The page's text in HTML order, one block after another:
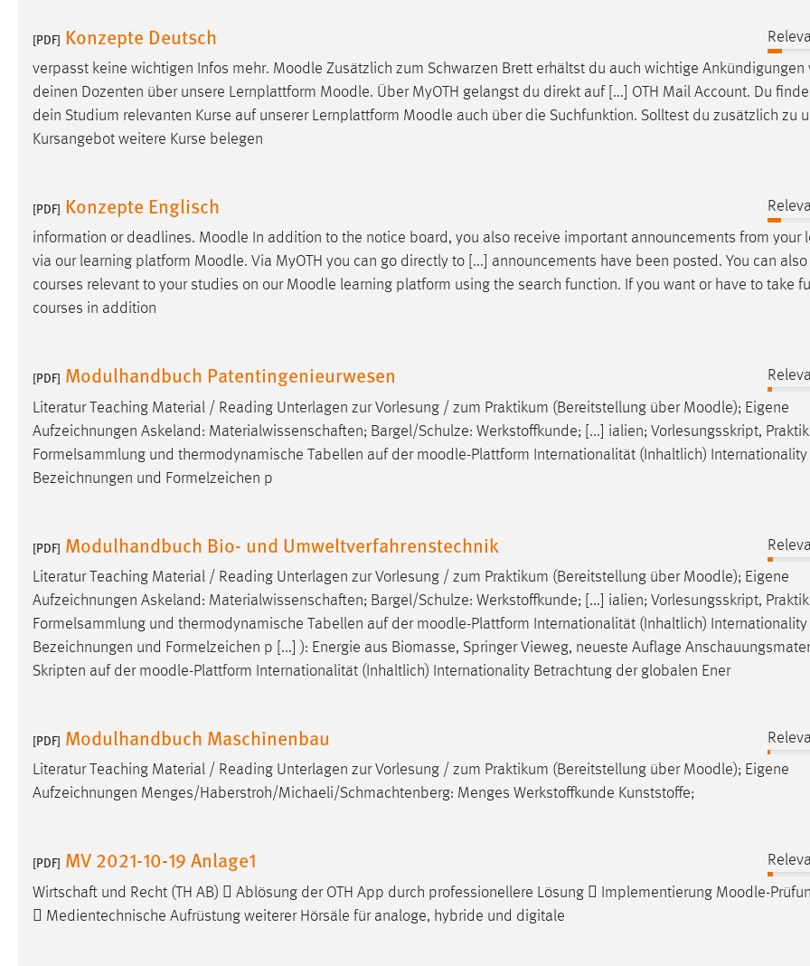
[PDF] Konzepte Deutsch
verpasst keine wichtigen Infos mehr. Moodle Zusätzlich zum Schwarzen Brett erhältst du auch wichtige Ankündigungen
deinen Dozenten über unsere Lernplattform Moodle. Über MyOTH gelangst du direkt auf [...] OTH Mail Account. Du
dein Studium relevanten Kurse auf unserer Lernplattform Moodle auch über die Suchfunktion. Solltest du zusätzlich zu
Kursangebot weitere Kurse belegen
[PDF] Konzepte Englisch
information or deadlines. Moodle In addition to the notice board, you also receive important announcements from your
via our learning platform Moodle. Via MyOTH you can go directly to [...] announcements have been posted. You can
courses relevant to your studies on our Moodle learning platform using the search function. If you want or have to take
courses in addition
[PDF] Modulhandbuch Patentingenieurwesen
Literatur Teaching Material / Reading Unterlagen zur Vorlesung / zum Praktikum (Bereitstellung über Moodle); Eigene
Aufzeichnungen Askeland: Materialwissenschaften; Bargel/Schulze: Werkstoffkunde; [...] ialien; Vorlesungsskript,
Formelsammlung und thermodynamische Tabellen auf der moodle-Plattform Internationalität (Inhaltlich) Internationality
Bezeichnungen und Formelzeichen p
[PDF] Modulhandbuch Bio- und Umweltverfahrenstechnik
Literatur Teaching Material / Reading Unterlagen zur Vorlesung / zum Praktikum (Bereitstellung über Moodle); Eigene
Aufzeichnungen Askeland: Materialwissenschaften; Bargel/Schulze: Werkstoffkunde; [...] ialien; Vorlesungsskript,
Formelsammlung und thermodynamische Tabellen auf der moodle-Plattform Internationalität (Inhaltlich) Internationality
Bezeichnungen und Formelzeichen p [...] ): Energie aus Biomasse, Springer Vieweg, neueste Auflage
Skripten auf der moodle-Plattform Internationalität (Inhaltlich) Internationality Betrachtung der globalen Ener
[PDF] Modulhandbuch Maschinenbau
Literatur Teaching Material / Reading Unterlagen zur Vorlesung / zum Praktikum (Bereitstellung über Moodle); Eigene
Aufzeichnungen Menges/Haberstroh/Michaeli/Schmachtenberg: Menges Werkstoffkunde Kunststoffe;
[PDF] MV 2021-10-19 Anlage1
Wirtschaft und Recht (TH AB)  Ablösung der OTH App durch professionellere Lösung  Implementierung Moodle-
 Medientechnische Aufrüstung weiterer Hörsäle für analoge, hybride und digitale
STATISTIK
Statistik Cookies erfassen Informationen anonym.
Diese Informationen helfen uns zu verstehen, wie
Matomo
Name: _pk_ref, _pk_cvar, _pk_id, _pk_ses
Zweck: Zugriffsstatistik
Cookie Laufzeit:
MARKETING
Marketing Cookies werden von Drittanbietern
verwendet, um personalisierte Werbung anzuzeigen.
Sie tun dies, indem sie Besucher über Websites
hinweg verfolgen.
Anbieter: Google Ireland Limited
Zweck: Conversion-Tracking
Cookie Laufzeit: 3 Monate
Anbieter: Facebook
Cookie Laufzeit: 3 Monate